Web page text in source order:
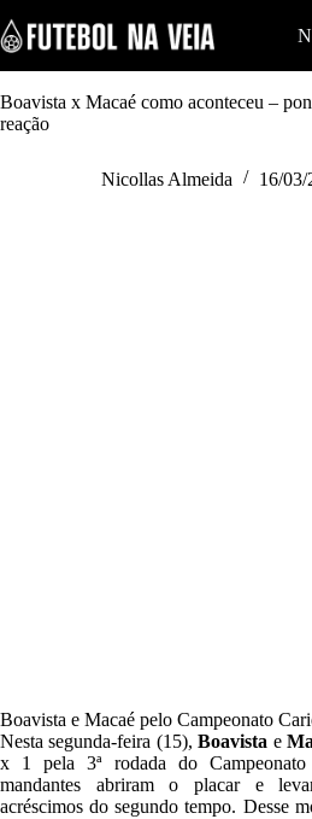
k
i
p
t
o
Boavista x Macaé como aconteceu –
reação
Nicollas Almeida 16/03/
Boavista e Macaé pelo Campeonato
Nesta segunda-feira (15),Boavista e
x 1 pela3ª rodada do Campeonato
mandantes abriram o placar e
acréscimos do segundo tempo. Desse